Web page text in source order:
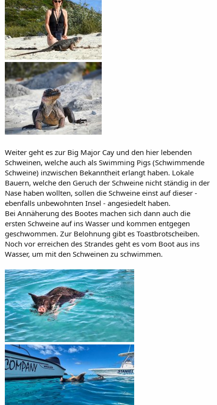
Weiter geht es zur Big Major Cay und den hier lebenden
Schweinen, welche auch als Swimming Pigs (Schwimmende
Schweine) inzwischen Bekanntheit erlangt haben. Lokale
Bauern, welche den Geruch der Schweine nicht ständig in der
Nase haben wollten, sollen die Schweine einst auf dieser -
ebenfalls unbewohnten Insel - angesiedelt haben.
Bei Annäherung des Bootes machen sich dann auch die
ersten Schweine auf ins Wasser und kommen entgegen
geschwommen. Zur Belohnung gibt es Toastbrotscheiben.
Noch vor erreichen des Strandes geht es vom Boot aus ins
Wasser, um mit den Schweinen zu schwimmen.